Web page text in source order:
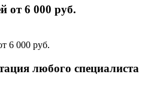
от 6 000 руб.
любого специалиста